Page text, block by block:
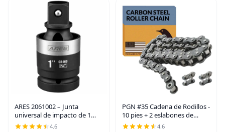
ARES 2061002 – Junta
universal de impacto de 1
pulgada con perfil delgado –
4.6
PGN #35 Cadena de Rodillos -
10 pies + 2 eslabones de
conexión gratuitos - cadenas
4.6